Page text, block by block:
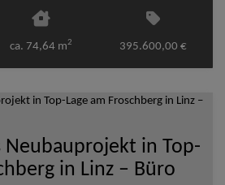
ca. 74,64 m2 395.600,00 €
Neubauprojekt in Top-
in Linz – Büro